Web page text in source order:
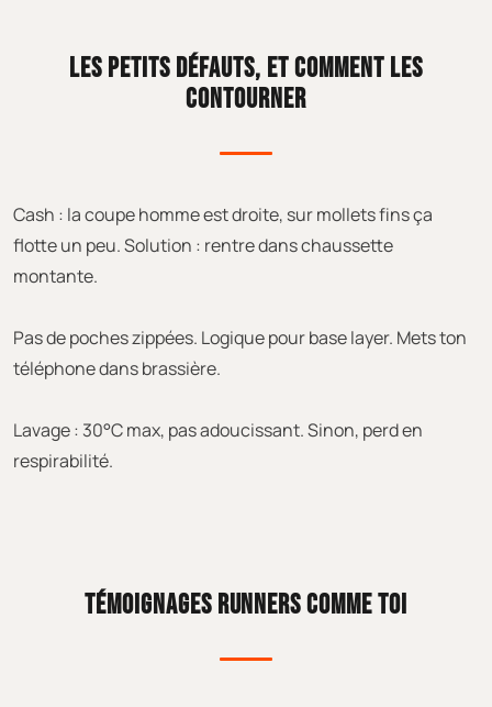
LES PETITS DÉFAUTS, ET COMMENT LES
CONTOURNER
Cash : la coupe homme est droite, sur mollets fins ça
flotte un peu. Solution : rentre dans chaussette
montante.
Pas de poches zippées. Logique pour base layer. Mets ton
téléphone dans brassière.
Lavage : 30°C max, pas adoucissant. Sinon, perd en
respirabilité.
TÉMOIGNAGES RUNNERS COMME TOI